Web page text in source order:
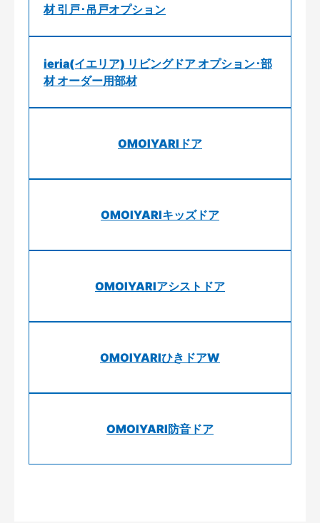
材 引戸･吊戸オプション
ieria(イエリア) リビングドア オプション･部
材 オーダー用部材
OMOIYARIドア
OMOIYARIキッズドア
OMOIYARIアシストドア
OMOIYARIひきドアW
OMOIYARI防音ドア